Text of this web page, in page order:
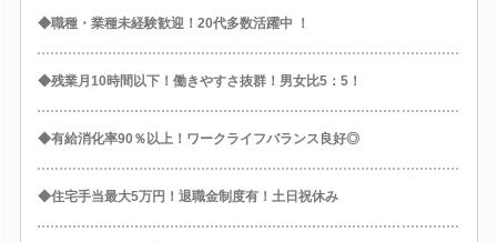
◆職種・業種未経験歓迎！20代多数活躍中 ！
◆残業月10時間以下！働きやすさ抜群！男女比5：5！
◆有給消化率90％以上！ワークライフバランス良好◎
◆住宅手当最大5万円！退職金制度有！土日祝休み